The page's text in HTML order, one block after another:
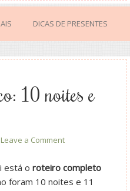
DICAS DE PRESENTES
10 noites e
Leave a Comment
está o roteiro completo
foram 10 noites e 11